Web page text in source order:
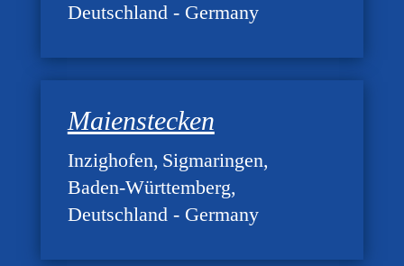
Deutschland - Germany
Maienstecken
Inzighofen Sigmaringen
Baden-Württemberg
Deutschland - Germany